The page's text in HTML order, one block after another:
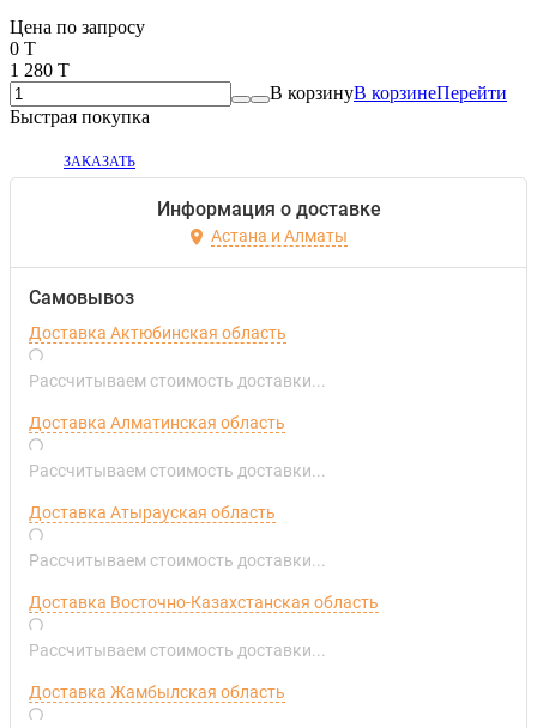
Цена по запросу
0 T
1 280 T
В корзинуВ корзинеПерейти
Быстрая покупка
ЗАКАЗАТЬ
Информация о доставке
Астана и Алматы
Самовывоз
Доставка Актюбинская область
Рассчитываем стоимость доставки...
Доставка Алматинская область
Рассчитываем стоимость доставки...
Доставка Атырауская область
Рассчитываем стоимость доставки...
Доставка Восточно-Казахстанская область
Рассчитываем стоимость доставки...
Доставка Жамбылская область